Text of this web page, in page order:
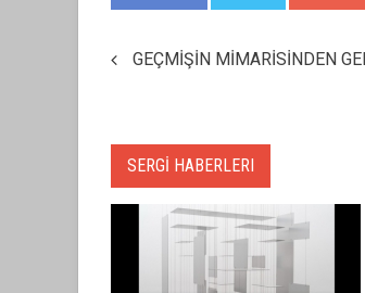
GEÇMİŞİN MİMARİSİNDEN
SERGİ HABERLERI